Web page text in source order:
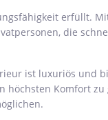
erfüllt.
die
ist luxuriös und
höchsten Komfort zu